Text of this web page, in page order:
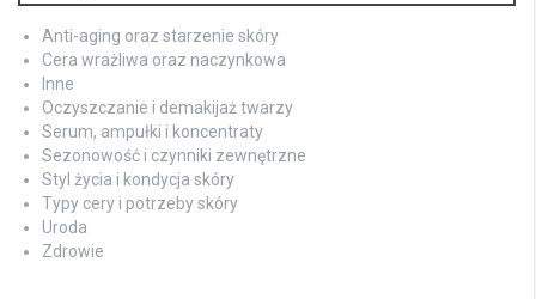
Anti-aging oraz starzenie skóry
Cera wrażliwa oraz naczynkowa
Inne
Oczyszczanie i demakijaż twarzy
Serum, ampułki i koncentraty
Sezonowość i czynniki zewnętrzne
Styl życia i kondycja skóry
Typy cery i potrzeby skóry
Uroda
Zdrowie